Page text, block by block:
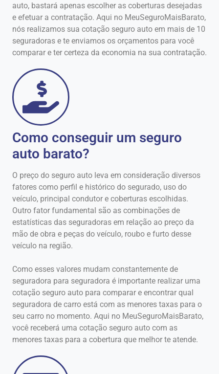
auto, bastará apenas escolher as coberturas desejadas
e efetuar a contratação. Aqui no MeuSeguroMaisBarato,
nós realizamos sua cotação seguro auto em mais de 10
seguradoras e te enviamos os orçamentos para você
comparar e ter certeza da economia na sua contratação.
Como conseguir um seguro
auto barato?
O preço do seguro auto leva em consideração diversos
fatores como perfil e histórico do segurado, uso do
veículo, principal condutor e coberturas escolhidas.
Outro fator fundamental são as combinações de
estatísticas das seguradoras em relação ao preço da
mão de obra e peças do veículo, roubo e furto desse
veículo na região.
Como esses valores mudam constantemente de
seguradora para seguradora é importante realizar uma
cotação seguro auto para comparar e encontrar qual
seguradora de carro está com as menores taxas para o
seu carro no momento. Aqui no MeuSeguroMaisBarato,
você receberá uma cotação seguro auto com as
menores taxas para a cobertura que melhor te atende.